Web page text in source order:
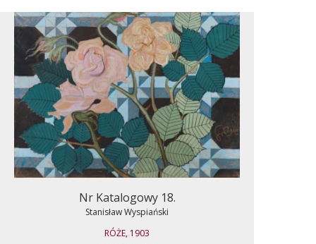
Nr Katalogowy 18.
Stanisław Wyspiański
RÓŻE, 1903